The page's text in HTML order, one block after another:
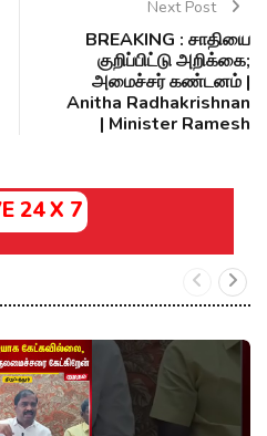
Next Post
BREAKING : சாதியை
குறிப்பிட்டு அறிக்கை;
அமைச்சர் கண்டனம் |
Anitha Radhakrishnan
| Minister Ramesh
24 X 7